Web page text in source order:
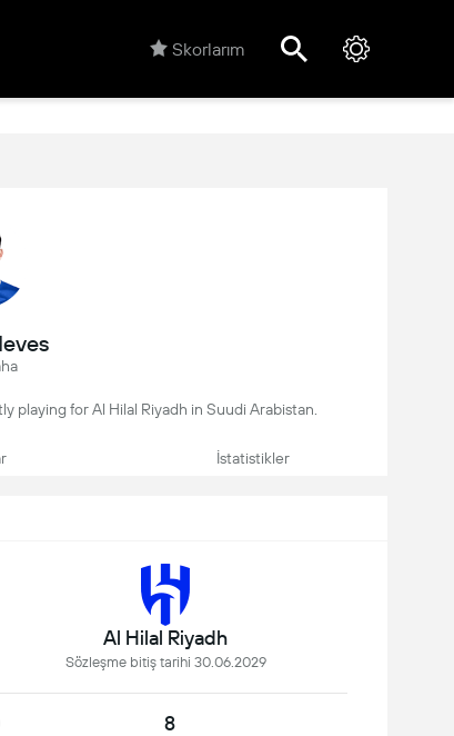
Skorlarım
playing for Al Hilal Riyadh in Suudi Arabistan.
İstatistikler
Al Hilal Riyadh
Sözleşme bitiş tarihi 30.06.2029
8